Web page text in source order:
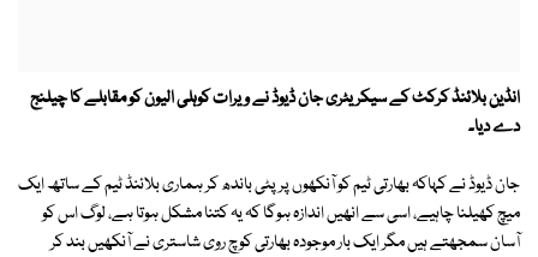
انڈین بلائنڈ کرکٹ کے سیکریٹری جان ڈیوڈ نے ویرات کوہلی الیون کو مقابلے کا چیلنج
دے دیا۔
جان ڈیوڈ نے کہاکہ بھارتی ٹیم کو آنکھوں پر پٹی باندھ کر ہماری بلائنڈ ٹیم کے ساتھ ایک
میچ کھیلنا چاہیے، اسی سے انھیں اندازہ ہوگا کہ یہ کتنا مشکل ہوتا ہے، لوگ اس کو
آسان سمجھتے ہیں مگر ایک بار موجودہ بھارتی کوچ روی شاستری نے آنکھیں بند کر